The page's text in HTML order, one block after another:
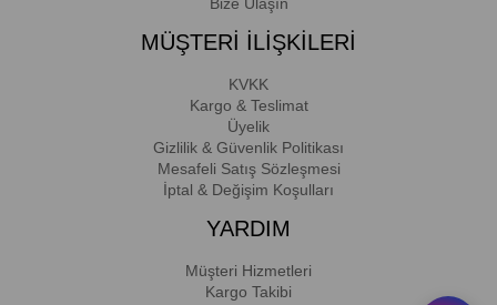
Bize Ulaşın
MÜŞTERİ İLİŞKİLERİ
KVKK
Kargo & Teslimat
Üyelik
Gizlilik & Güvenlik Politikası
Mesafeli Satış Sözleşmesi
İptal & Değişim Koşulları
YARDIM
Müşteri Hizmetleri
Kargo Takibi